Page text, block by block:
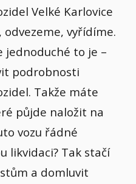
Velké Karlovice
odvezeme, vyřídíme.
jednoduché to je –
podrobnosti
Takže máte
půjde naložit na
vozu řádné
likvidaci? Tak stačí
a domluvit